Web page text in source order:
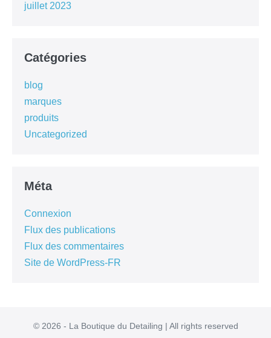
juillet 2023
Catégories
blog
marques
produits
Uncategorized
Méta
Connexion
Flux des publications
Flux des commentaires
Site de WordPress-FR
© 2026 - La Boutique du Detailing | All rights reserved